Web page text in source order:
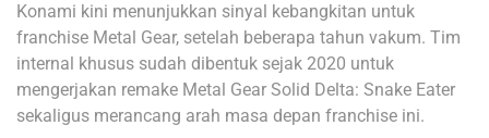
Konami kini menunjukkan sinyal kebangkitan untuk
franchise Metal Gear, setelah beberapa tahun vakum. Tim
internal khusus sudah dibentuk sejak 2020 untuk
mengerjakan remake Metal Gear Solid Delta: Snake Eater
sekaligus merancang arah masa depan franchise ini.